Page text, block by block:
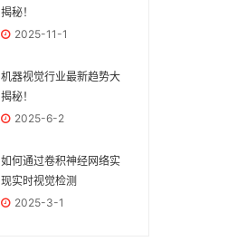
揭秘！
2025-11-1
机器视觉行业最新趋势大
揭秘！
2025-6-2
如何通过卷积神经网络实
现实时视觉检测
2025-3-1